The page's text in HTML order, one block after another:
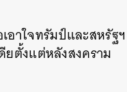
อาใจทรัมป์และสหรัฐฯ
ยตั้งแต่หลังสงคราม